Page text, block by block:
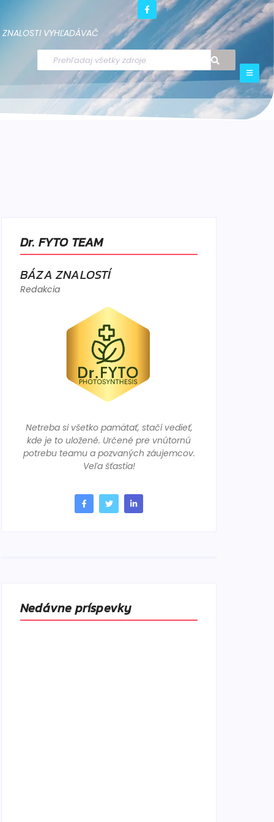
ZNALOSTI VYHĽADÁVAČ
Dr. FYTO TEAM
BÁZA ZNALOSTÍ
Redakcia
Netreba si všetko pamätať, stačí vedieť,
kde je to uložené. Určené pre vnútornú
potrebu teamu a pozvaných záujemcov.
Veľa šťastia!
Nedávne príspevky